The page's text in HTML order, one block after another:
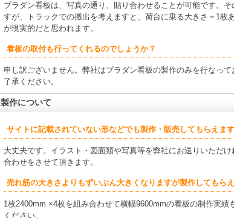
プラダン看板は、写真の通り、貼り合わせることが可能です。
すが、トラックでの搬出を考えますと、荷台に乗る大きさ＝1枚
が現実的だと思われます。
看板の取付も行ってくれるのでしょうか？
申し訳ございません。弊社はプラダン看板の製作のみを行なっ
了承ください。
製作について
サイトに記載されていない形などでも製作・販売してもらえま
大丈夫です。イラスト・図面類や写真等を弊社にお送りいただ
合わせをさせて頂きます。
売れ筋の大きさよりもずいぶん大きくなりますが製作してもら
1枚2400mm ×4枚を組み合わせて横幅9600mmの看板の制作実
ください。